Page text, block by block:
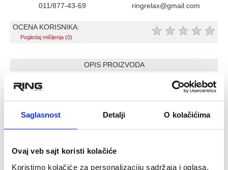
Saglasnost Detalji O kolačićima
Ovaj veb sajt koristi kolačiće
Koristimo kolačiće za personalizaciju sadržaja i oglasa,
011/877-43-69
ringrelax@gmail.com
OCENA KORISNIKA:
Pogledaj mišljenja (0) ★ ★ ★ ★ ★
OPIS PROIZVODA
Grenade Carb Killa Proteinski bar Lešnik
Proteinski namaz sa 20% proteina poreklom iz whey-a;
87% manje šećera u odnosu na ostale vodeće brendove